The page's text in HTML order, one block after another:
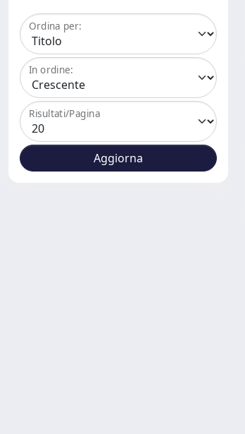
Ordina per:
In ordine:
Risultati/Pagina